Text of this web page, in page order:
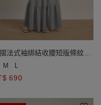
法式袖綁結收腰短版條紋襯
M L
690